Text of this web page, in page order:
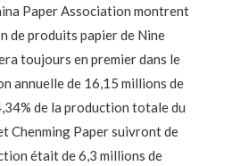
Paper Association montrent
de produits papier de Nine
toujours en premier dans le
annuelle de 16,15 millions de
de la production totale du
Chenming Paper suivront de
était de 6,3 millions de